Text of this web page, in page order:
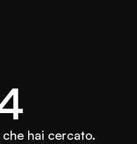
hai cercato.